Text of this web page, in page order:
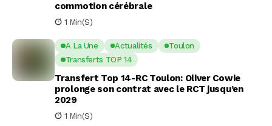
commotion cérébrale
1 Min(s)
A La Une Actualités
Toulon
Transferts TOP 14
Transfert Top 14-RC Toulon: Oliver Cowie
prolonge son contrat avec le RCT jusqu’en
2029
1 Min(s)